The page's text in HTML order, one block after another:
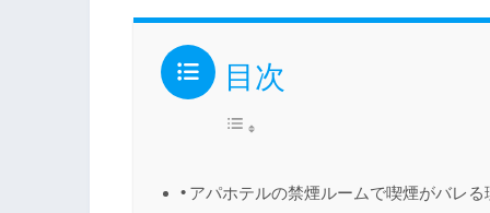
目次
アパホテルの禁煙ルームで喫煙がバレる